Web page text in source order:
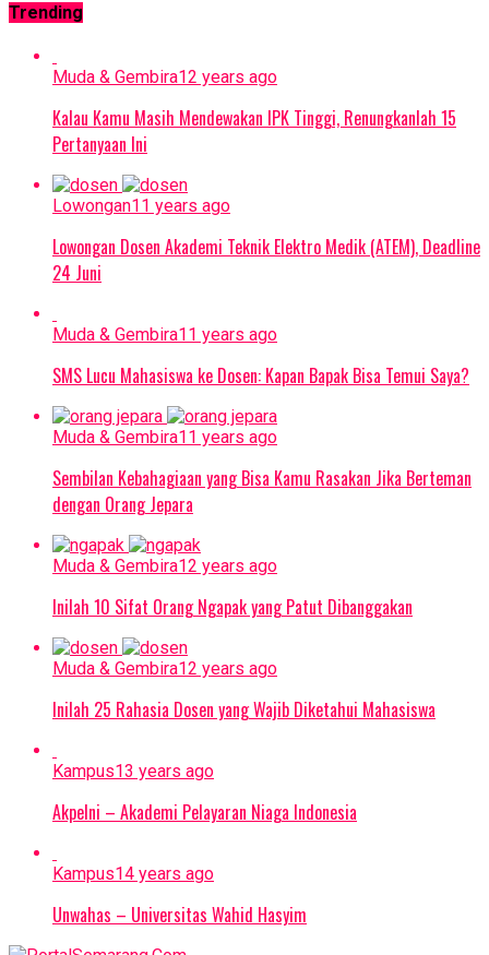
Trending
Muda & Gembira12 years ago
Kalau Kamu Masih Mendewakan IPK Tinggi, Renungkanlah 15
Pertanyaan Ini
Lowongan11 years ago
Lowongan Dosen Akademi Teknik Elektro Medik (ATEM), Deadline
24 Juni
Muda & Gembira11 years ago
SMS Lucu Mahasiswa ke Dosen: Kapan Bapak Bisa Temui Saya?
Muda & Gembira11 years ago
Sembilan Kebahagiaan yang Bisa Kamu Rasakan Jika Berteman
dengan Orang Jepara
Muda & Gembira12 years ago
Inilah 10 Sifat Orang Ngapak yang Patut Dibanggakan
Muda & Gembira12 years ago
Inilah 25 Rahasia Dosen yang Wajib Diketahui Mahasiswa
Kampus13 years ago
Akpelni – Akademi Pelayaran Niaga Indonesia
Kampus14 years ago
Unwahas – Universitas Wahid Hasyim